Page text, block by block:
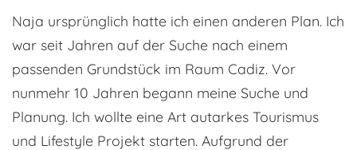
Naja ursprünglich hatte ich einen anderen Plan. Ich
war seit Jahren auf der Suche nach einem
passenden Grundstück im Raum Cadiz. Vor
nunmehr 10 Jahren begann meine Suche und
Planung. Ich wollte eine Art autarkes Tourismus
und Lifestyle Projekt starten. Aufgrund der